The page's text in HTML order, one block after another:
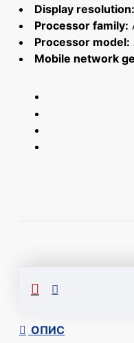
Display resolution:
Processor family:
Processor model:
Mobile network
ОПИС